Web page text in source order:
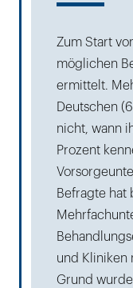
Zum Start
möglichen
ermittelt.
Deutschen
nicht, wann
Prozent
Befragte hat
und Kliniken
Grund